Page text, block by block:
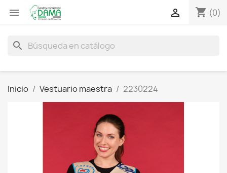
 shopping_cart (0)

search
Inicio Vestuario maestra 2230224